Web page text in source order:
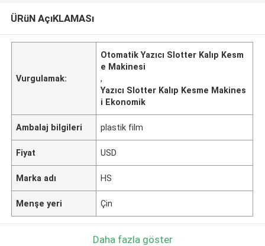
ÜRüN AçıKLAMASı
Vurgulamak:
Otomatik Yazıcı Slotter Kalıp Kesm
e Makinesi
,
Yazıcı Slotter Kalıp Kesme Makines
i Ekonomik
Ambalaj bilgileri plastik film
Fiyat USD
Marka adı HS
Menşe yeri Çin
Daha fazla göster